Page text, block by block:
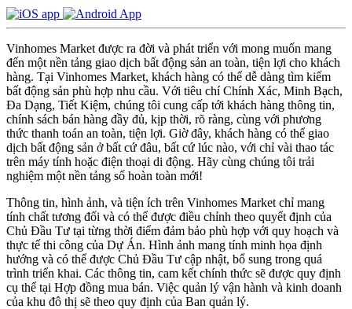
Vinhomes Market được ra đời và phát triển với mong muốn mang
đến một nền tảng giao dịch bất động sản an toàn, tiện lợi cho khách
hàng. Tại Vinhomes Market, khách hàng có thể dễ dàng tìm kiếm
bất động sản phù hợp nhu cầu. Với tiêu chí Chính Xác, Minh Bạch,
Đa Dạng, Tiết Kiệm, chúng tôi cung cấp tới khách hàng thông tin,
chính sách bán hàng đầy đủ, kịp thời, rõ ràng, cùng với phương
thức thanh toán an toàn, tiện lợi. Giờ đây, khách hàng có thể giao
dịch bất động sản ở bất cứ đâu, bất cứ lúc nào, với chỉ vài thao tác
trên máy tính hoặc điện thoại di động. Hãy cùng chúng tôi trải
nghiệm một nền tảng số hoàn toàn mới!
Thông tin, hình ảnh, và tiện ích trên Vinhomes Market chỉ mang
tính chất tương đối và có thể được điều chỉnh theo quyết định của
Chủ Đầu Tư tại từng thời điểm đảm bảo phù hợp với quy hoạch và
thực tế thi công của Dự Án. Hình ảnh mang tính minh họa định
hướng và có thể được Chủ Đầu Tư cập nhật, bổ sung trong quá
trình triển khai. Các thông tin, cam kết chính thức sẽ được quy định
cụ thể tại Hợp đồng mua bán. Việc quản lý vận hành và kinh doanh
của khu đô thị sẽ theo quy định của Ban quản lý.